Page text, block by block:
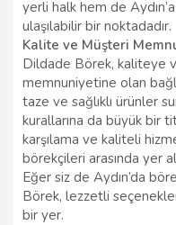
yerli halk hem de
ulaşılabilir bir noktadadır.
Kalite ve Müşteri
Dildade Börek, kaliteye
memnuniyetine olan
taze ve sağlıklı ürünler
kurallarına da büyük bir
karşılama ve kaliteli
börekçileri arasında yer
Eğer siz de Aydın’da
Börek, lezzetli
bir yer.